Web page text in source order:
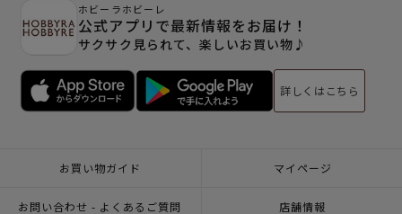
ホビーラホビーレ
公式アプリで最新情報をお届け！
サクサク見られて、楽しいお買い物♪
詳しくはこちら
お買い物ガイド マイページ
お問い合わせ - よくあるご質問 店舗情報